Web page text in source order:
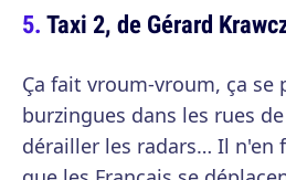
Taxi 2, de Gérard
Ça fait vroum-vroum, ça
burzingues dans les rues
dérailler les radars… Il n'en